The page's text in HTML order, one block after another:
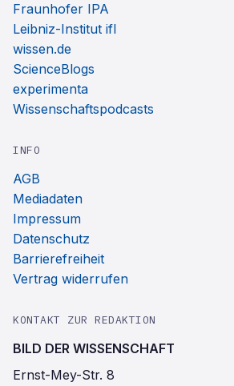
Fraunhofer IPA
Leibniz-Institut ifl
wissen.de
ScienceBlogs
experimenta
Wissenschaftspodcasts
INFO
AGB
Mediadaten
Impressum
Datenschutz
Barrierefreiheit
Vertrag widerrufen
KONTAKT ZUR REDAKTION
BILD DER WISSENSCHAFT
Ernst-Mey-Str. 8